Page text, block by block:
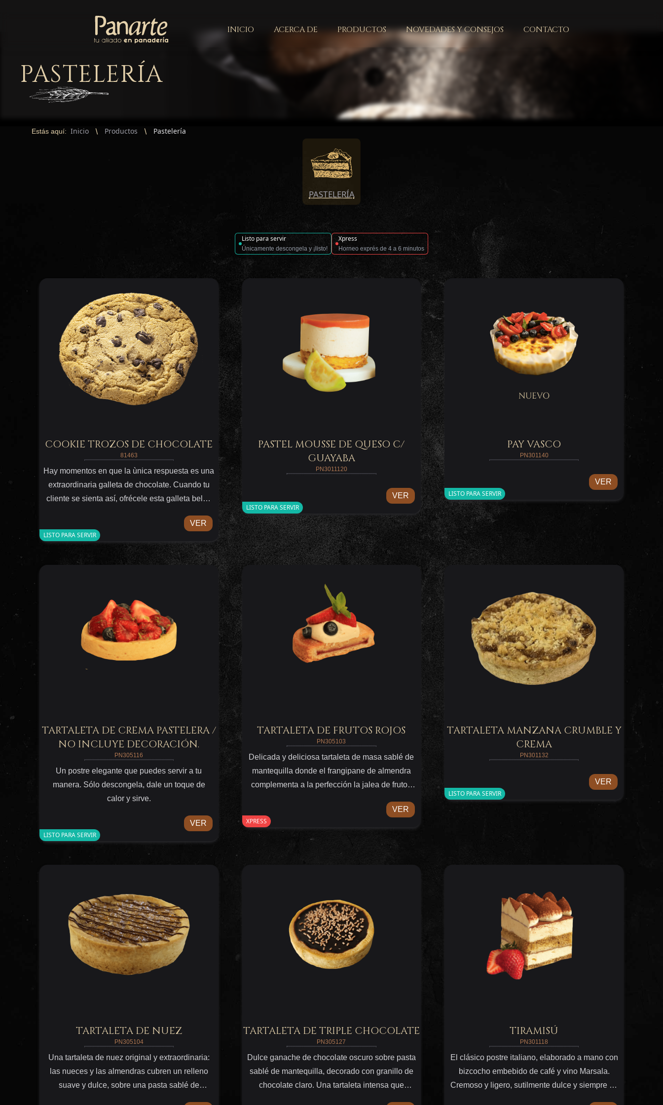
INICIO ACERCA DE PRODUCTOS NOVEDADES Y CONSEJOS CONTACTO
PASTELERÍA
Estás aquí: Inicio Productos Pastelería
PASTELERÍA
Listo para servir
Únicamente descongela y ¡listo!
Xpress
Horneo exprés de 4 a 6 minutos
COOKIE TROZOS DE CHOCOLATE
81463
Hay momentos en que la ùnica respuesta es una
extraordinaria galleta de chocolate. Cuando tu
cliente se sienta así, ofrécele esta galleta belga
de cocoa en polvo. Lista para apapachar y
VER
LISTO PARA SERVIR
PASTEL MOUSSE DE QUESO C/
GUAYABA
PN3011120
VER
LISTO PARA SERVIR
PAY VASCO
PN301140
VER
LISTO PARA SERVIR
TARTALETA DE CREMA PASTELERA /
NO INCLUYE DECORACIÓN.
PN305116
Un postre elegante que puedes servir a tu
manera. Sólo descongela, dale un toque de
calor y sirve.
VER
LISTO PARA SERVIR
TARTALETA DE FRUTOS ROJOS
PN305103
Delicada y deliciosa tartaleta de masa sablé de
mantequilla donde el frangipane de almendra
complementa a la perfección la jalea de frutos
puedes servir a tu manera. Sólo descongela,
VER
XPRESS
TARTALETA MANZANA CRUMBLE Y
CREMA
PN301132
VER
LISTO PARA SERVIR
TARTALETA DE NUEZ
PN305104
Una tartaleta de nuez original y extraordinaria:
las nueces y las almendras cubren un relleno
suave y dulce, sobre una pasta sablé de
TARTALETA DE TRIPLE CHOCOLATE
PN305127
Dulce ganache de chocolate oscuro sobre pasta
sablé de mantequilla, decorado con granillo de
chocolate claro. Una tartaleta intensa que
TIRAMISÚ
PN301118
El clásico postre italiano, elaborado a mano con
bizcocho embebido de café y vino Marsala.
Cremoso y ligero, sutilmente dulce y siempre en